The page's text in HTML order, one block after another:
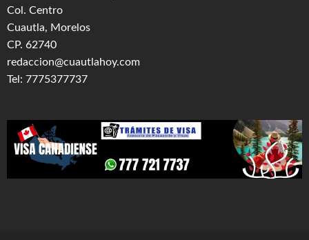
Col. Centro
Cuautla, Morelos
CP. 62740
redaccion@cuautlahoy.com
Tel: 7775377737